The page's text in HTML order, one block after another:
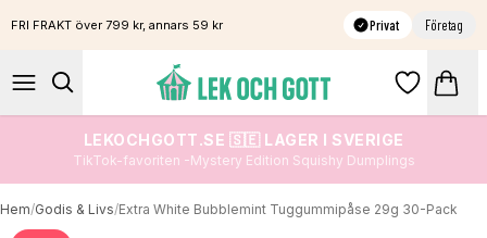
FRI FRAKT över 799 kr, annars 59 kr Privat Företag
LEKOCHGOTT.SE 🇸🇪 LAGER I SVERIGE
TikTok-favoriten -Mystery Edition Squishy Dumplings
Hem/Godis & Livs/Extra White Bubblemint Tuggummipåse 29g 30-Pack